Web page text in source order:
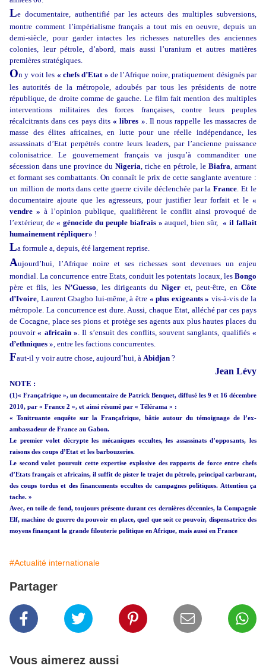
Le documentaire, authentifié par les acteurs des multiples subversions,
montre comment l’impérialisme français a tout mis en oeuvre, depuis un
demi-siècle, pour garder intactes les richesses naturelles des anciennes
colonies, leur pétrole, d’abord, mais aussi l’uranium et autres matières
premières stratégiques.
On y voit les « chefs d’Etat » de l’Afrique noire, pratiquement désignés par
les autorités de la métropole, adoubés par tous les présidents de notre
république, de droite comme de gauche. Le film fait mention des multiples
interventions militaires des forces françaises, contre leurs peuples
récalcitrants dans ces pays dits« libres ». Il nous rappelle les massacres de
masse des élites africaines, en lutte pour une réelle indépendance, les
assassinats d’Etat perpétrés contre leurs leaders, par l’ancienne puissance
colonisatrice. Le gouvernement français va jusqu’à commanditer une
sécession dans une province du Nigeria, riche en pétrole, le Biafra, armant
et formant ses combattants. On connaît le prix de cette sanglante aventure :
un million de morts dans cette guerre civile déclenchée par laFrance. Et le
documentaire ajoute que les agresseurs, pour justifier leur forfait et le «
vendre » à l’opinion publique, qualifièrent le conflit ainsi provoqué de
l’extérieur, de « génocide du peuple biafrais » auquel, bien sûr,« il fallait
humainement répliquer» !
La formule a, depuis, été largement reprise.
Aujourd’hui, l’Afrique noire et ses richesses sont devenues un enjeu
mondial. La concurrence entre Etats, conduit les potentats locaux, les Bongo
père et fils, les N’Guesso, les dirigeants duNiger et, peut-être, enCôte
d’Ivoire, Laurent Gbagbo lui-même, à être « plus exigeants » vis-à-vis de la
métropole. La concurrence est dure. Aussi, chaque Etat, alléché par ces pays
de Cocagne, place ses pions et protège ses agents aux plus hautes places du
pouvoir« africain ». Il s’ensuit des conflits, souvent sanglants, qualifiés«
d’ethniques », entre les factions concurrentes.
Faut-il y voir autre chose, aujourd’hui, à Abidjan ?
Jean Lévy
NOTE :
(1)« Françafrique », un documentaire de Patrick Benquet, diffusé les 9 et 16 décembre
2010, par « France 2 », et ainsi résumé par « Télérama » :
« Tonitruante enquête sur la Françafrique, bâtie autour du témoignage de l’ex-
ambassadeur de France au Gabon.
Le premier volet décrypte les mécaniques occultes, les assassinats d’opposants, les
raisons des coups d’Etat et les barbouzeries.
Le second volet poursuit cette expertise explosive des rapports de force entre chefs
d’Etats français et africains, il suffit de pister le trajet du pétrole, principal carburant,
des coups tordus et des financements occultes de campagnes politiques. Attention ça
tache. »
Avec, en toile de fond, toujours présente durant ces dernières décennies, la Compagnie
Elf, machine de guerre du pouvoir en place, quel que soit ce pouvoir, dispensatrice des
moyens finançant la grande filouterie politique en Afrique, mais aussi en France
#Actualité internationale
Partager
Vous aimerez aussi